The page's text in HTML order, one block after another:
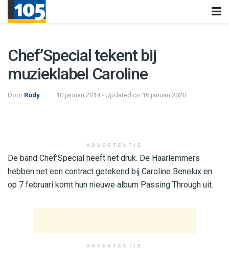
Chef’Special tekent bij
muzieklabel Caroline
Door Rody 10 januari 2014 - Updated on 16 januari 2020
ADVERTENTIE
De band Chef’Special heeft het druk. De Haarlemmers
hebben net een contract getekend bij Caroline Benelux en
op 7 februari komt hun nieuwe album Passing Through uit.
ADVERTENTIE